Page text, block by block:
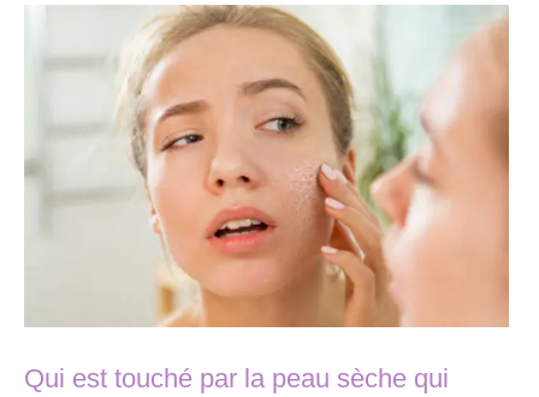
Qui est touché par la peau sèche qui